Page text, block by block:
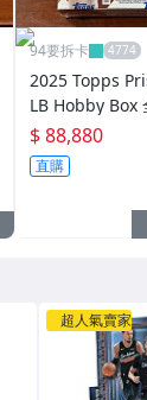
94要拆卡
2025 Topps
LB Hobby Box
一盒 拼 佐佐木
翔平 Nick Kurtz
名卡
$ 88,880
直購
超人氣賣家